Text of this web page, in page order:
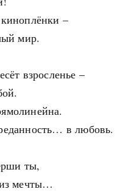
–
мир.
взросленье –
в любовь.
ты,
мечты…